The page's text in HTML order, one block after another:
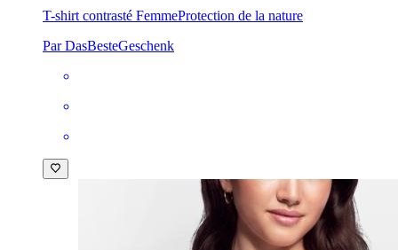
T-shirt contrasté FemmeProtection de la nature
Par DasBesteGeschenk